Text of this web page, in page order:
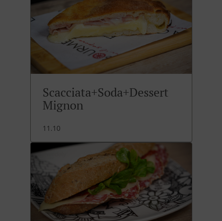
Scacciata+Soda+Dessert
Mignon
11.10